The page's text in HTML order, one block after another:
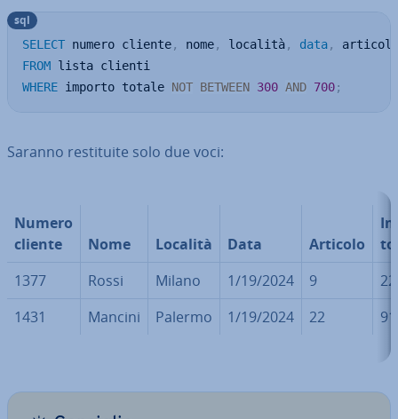
SELECT numero cliente, nome, località, data,
articolo
FROM
WHERE importo totale NOT BETWEEN 300 AND 700;
sql
Saranno re­sti­tui­te solo due voci:
Numero
cliente
Nome Località Data Articolo
1377
Rossi Milano 1/19/2024 9
1431
Mancini Palermo 1/19/2024 22